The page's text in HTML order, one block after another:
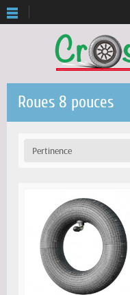
Roues 8 pouces
Pertinence